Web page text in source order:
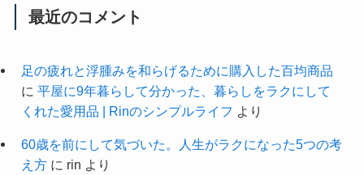
最近のコメント
足の疲れと浮腫みを和らげるために購入した百均商品
に 平屋に9年暮らして分かった、暮らしをラクにして
くれた愛用品 | Rinのシンプルライフ より
60歳を前にして気づいた。人生がラクになった5つの考
え方に rin より